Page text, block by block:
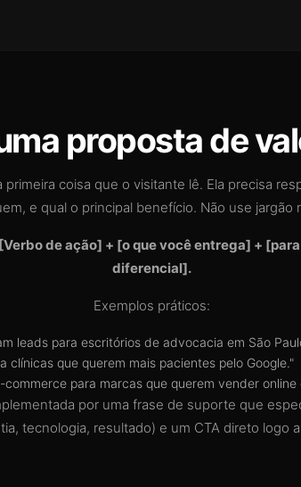
proposta de
coisa que o visitante lê. Ela precisa
e qual o principal benefício. Não use jargão
[Verbo de ação] + [o que você entrega] +
diferencial].
Exemplos práticos:
leads para escritórios de advocacia em São
clínicas que querem mais pacientes pelo Google."
para marcas que querem vender online
por uma frase de suporte que
tecnologia, resultado) e um CTA direto logo